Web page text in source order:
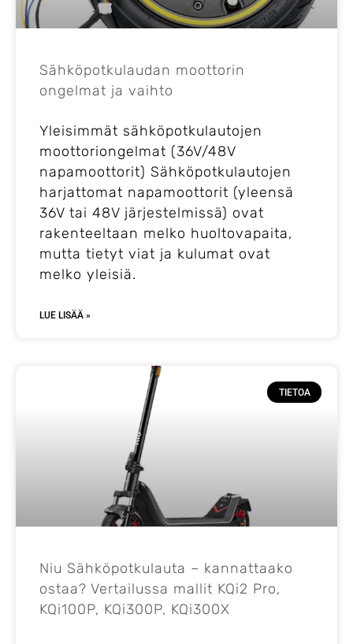
Sähköpotkulaudan moottorin
ongelmat ja vaihto​
Yleisimmät sähköpotkulautojen
moottoriongelmat (36V/48V
napamoottorit) Sähköpotkulautojen
harjattomat napamoottorit (yleensä
36V tai 48V järjestelmissä) ovat
rakenteeltaan melko huoltovapaita,
mutta tietyt viat ja kulumat ovat
melko yleisiä.
LUE LISÄÄ »
TIETOA
Niu Sähköpotkulauta – kannattaako
ostaa? Vertailussa mallit KQi2 Pro,
KQi100P, KQi300P, KQi300X